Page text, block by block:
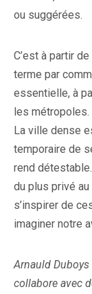
ou suggérées.
C’est à partir
terme par
essentielle, à
les métropoles.
La ville dense
temporaire de
rend
du plus privé
s’inspirer de
imaginer notre
Arnauld
collabore avec